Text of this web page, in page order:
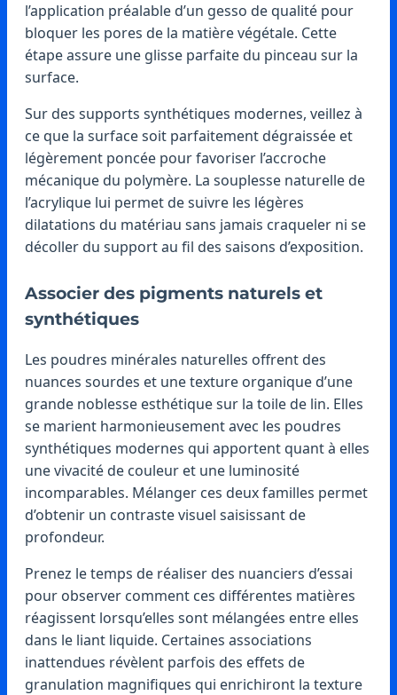
l’application préalable d’un gesso de qualité pour
bloquer les pores de la matière végétale. Cette
étape assure une glisse parfaite du pinceau sur la
surface.
Sur des supports synthétiques modernes, veillez à
ce que la surface soit parfaitement dégraissée et
légèrement poncée pour favoriser l’accroche
mécanique du polymère. La souplesse naturelle de
l’acrylique lui permet de suivre les légères
dilatations du matériau sans jamais craqueler ni se
décoller du support au fil des saisons d’exposition.
Associer des pigments naturels et
synthétiques
Les poudres minérales naturelles offrent des
nuances sourdes et une texture organique d’une
grande noblesse esthétique sur la toile de lin. Elles
se marient harmonieusement avec les poudres
synthétiques modernes qui apportent quant à elles
une vivacité de couleur et une luminosité
incomparables. Mélanger ces deux familles permet
d’obtenir un contraste visuel saisissant de
profondeur.
Prenez le temps de réaliser des nuanciers d’essai
pour observer comment ces différentes matières
réagissent lorsqu’elles sont mélangées entre elles
dans le liant liquide. Certaines associations
inattendues révèlent parfois des effets de
granulation magnifiques qui enrichiront la texture